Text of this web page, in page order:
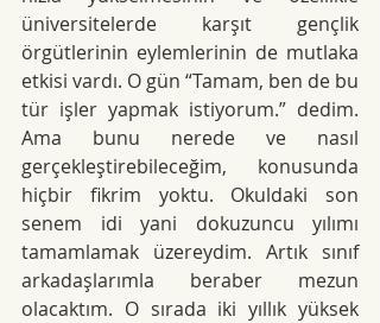
üniversitelerde karşıt gençlik
örgütlerinin eylemlerinin de mutlaka
etkisi vardı. O gün “Tamam, ben de bu
tür işler yapmak istiyorum.” dedim.
Ama bunu nerede ve nasıl
gerçekleştirebileceğim, konusunda
hiçbir fikrim yoktu. Okuldaki son
senem idi yani dokuzuncu yılımı
tamamlamak üzereydim. Artık sınıf
arkadaşlarımla beraber mezun
olacaktım. O sırada iki yıllık yüksek